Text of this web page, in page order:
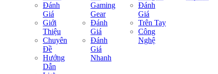
Đánh
Giá
Giới
Thiệu
Chuyên
Đề
Hướng
Dẫn
Gaming
Gear
Đánh
Giá
Đánh
Giá
Nhanh
Đánh
Giá
Trên Tay
Công
Nghệ